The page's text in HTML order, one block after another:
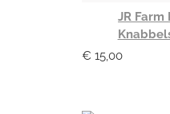
JR Farm
€ 15,00